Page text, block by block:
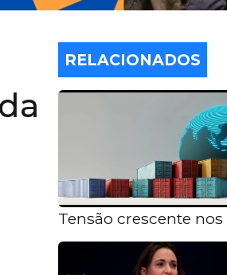
RELACIONADOS
Tensão crescente